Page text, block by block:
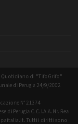
Quotidiano di "TifoGrifo"
di Perugia 24/9/2002
N° 21374
di Perugia C.C.I.A.A. Nr. Rea
Tutti i diritti sono